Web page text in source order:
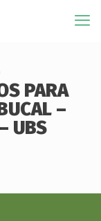
PARA
–
UBS